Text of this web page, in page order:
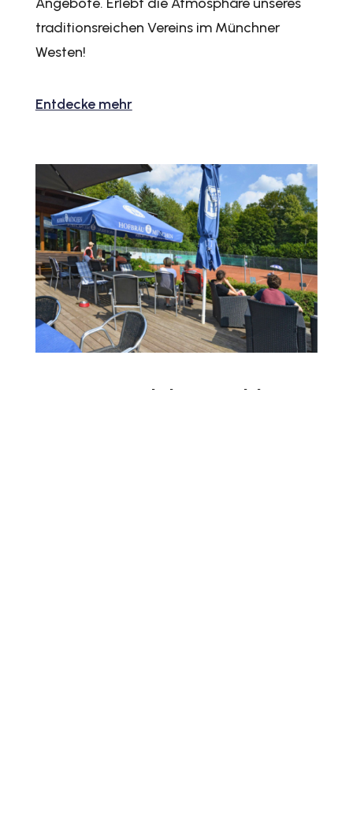
traditionsreichen Vereins im Münchner
Westen!
Entdecke mehr
Unser Club in Zahlen